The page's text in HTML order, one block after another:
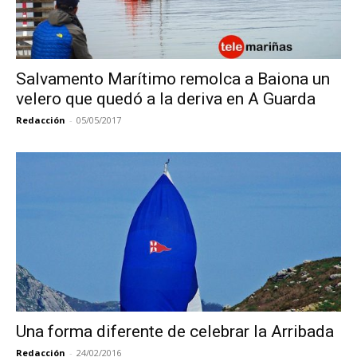
Salvamento Marítimo remolca a Baiona un
velero que quedó a la deriva en A Guarda
Redacción - 05/05/2017
Una forma diferente de celebrar la Arribada
Redacción - 24/02/2016